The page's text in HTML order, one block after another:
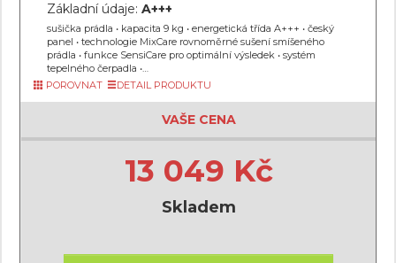
Základní údaje: A+++
sušička prádla • kapacita 9 kg • energetická třída A+++ • český
panel • technologie MixCare rovnoměrné sušení smíšeného
prádla • funkce SensiCare pro optimální výsledek • systém
tepelného čerpadla •…
POROVNAT
DETAIL PRODUKTU
VAŠE CENA
13 049 Kč
Skladem